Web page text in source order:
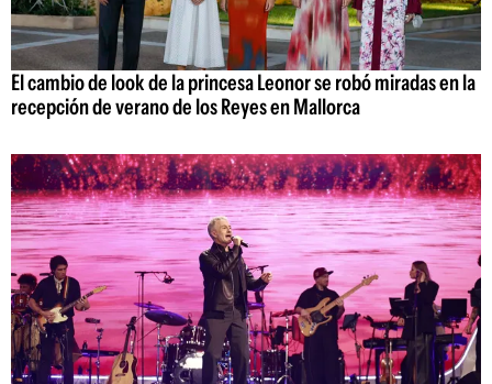
El cambio de look de la princesa Leonor se robó miradas en la
recepción de verano de los Reyes en Mallorca